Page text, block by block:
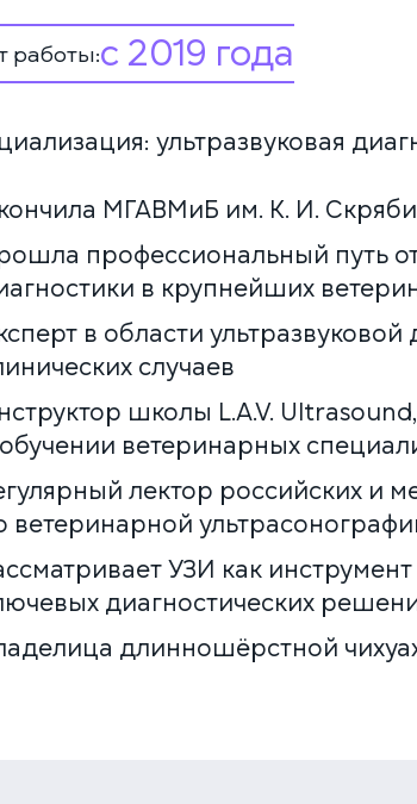
работы:с 2019 года
ультразвуковая
МГАВМиБ им. К. И.
профессиональный путь
в крупнейших
в области
случаев
школы L.A.V.
ветеринарных
лектор российских и
ветеринарной
УЗИ как
диагностических
длинношёрстной
Серпуховской
Москва, ул. Большая Серпуховская, 62к2
+7 (499) 288-80-36
Круглосуточно
Скоро открытие!
Многопрофильная клиника на
Москва, ул. Введенского, 24Б
+7 (499) 288-80-36
Клиника на Карамышевской
Москва, Карамышевская наб., 2А
+7 (499) 288-80-36